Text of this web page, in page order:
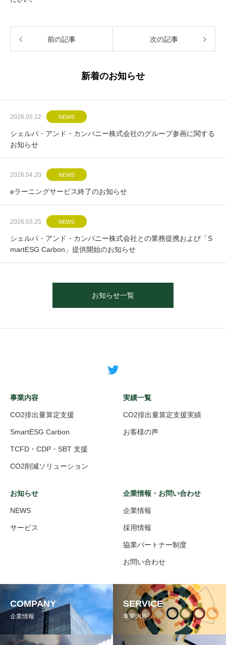
前の記事 次の記事
新着のお知らせ
2026.05.12 NEWS
シェルパ・アンド・カンパニー株式会社のグループ参画に関する
お知らせ
2026.04.20 NEWS
eラーニングサービス終了のお知らせ
2026.03.25 NEWS
シェルパ・アンド・カンパニー株式会社との業務提携および「S
martESG Carbon」提供開始のお知らせ
お知らせ一覧
事業内容
CO2排出量算定支援
SmartESG Carbon
TCFD・CDP・SBT 支援
CO2削減ソリューション
実績一覧
CO2排出量算定支援実績
お客様の声
お知らせ
NEWS
サービス
企業情報・お問い合わせ
企業情報
採用情報
協業パートナー制度
お問い合わせ
COMPANY
企業情報
SERVICE
事業内容